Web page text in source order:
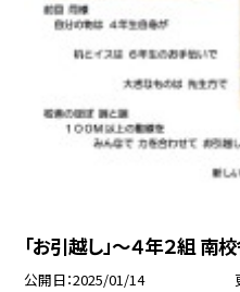
「お引越し」～４年２組 南
公開日 2025/01/14